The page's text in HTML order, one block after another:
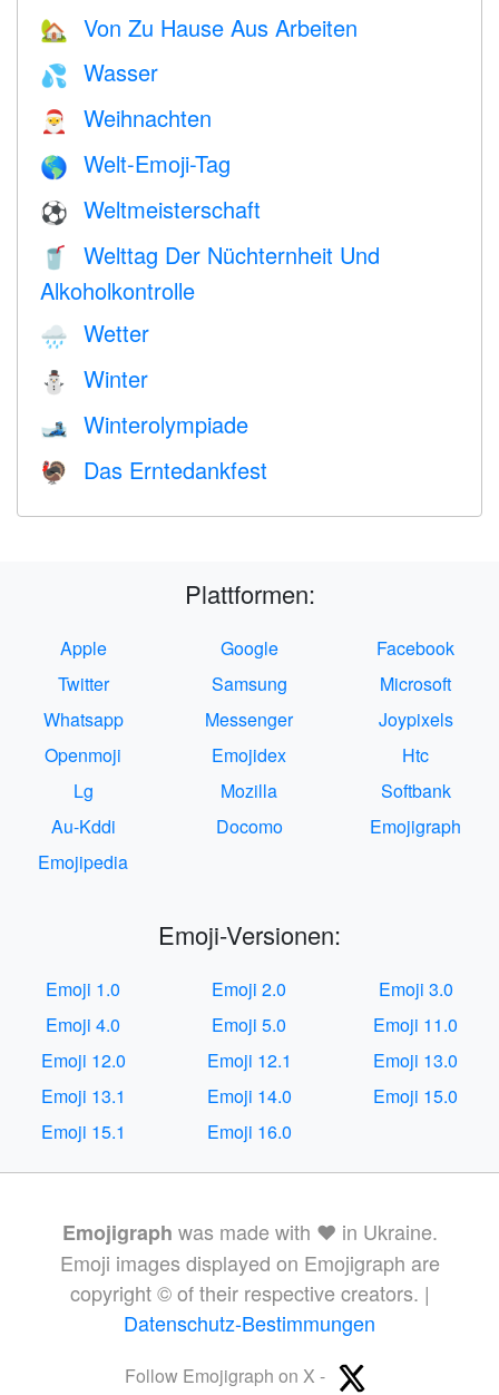
🏡 Von Zu Hause Aus Arbeiten
💦 Wasser
🎅 Weihnachten
🌎 Welt-Emoji-Tag
⚽ Weltmeisterschaft
🥤
Welttag Der Nüchternheit Und
Alkoholkontrolle
🌧 Wetter
⛄ Winter
🎿 Winterolympiade
🦃 Das Erntedankfest
Plattformen:
Apple Google
Facebook
Twitter
Samsung
Microsoft
Whatsapp
Messenger
Joypixels
Openmoji
Emojidex
Htc
Lg
Mozilla
Softbank
Au-Kddi
Docomo
Emojigraph
Emojipedia
Emoji-Versionen:
Emoji 1.0 Emoji 2.0
Emoji 3.0
Emoji 4.0
Emoji 5.0
Emoji 11.0
Emoji 12.0
Emoji 12.1
Emoji 13.0
Emoji 13.1
Emoji 14.0
Emoji 15.0
Emoji 15.1
Emoji 16.0
Emojigraph was made with ❤️ in Ukraine.
Emoji images displayed on Emojigraph are
copyright © of their respective creators. |
Datenschutz-Bestimmungen
Follow Emojigraph on X -